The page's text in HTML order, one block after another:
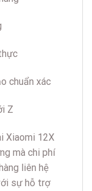
chuẩn xác
Z
Xiaomi 12X
mà chi phí
liên hệ
sự hỗ trợ